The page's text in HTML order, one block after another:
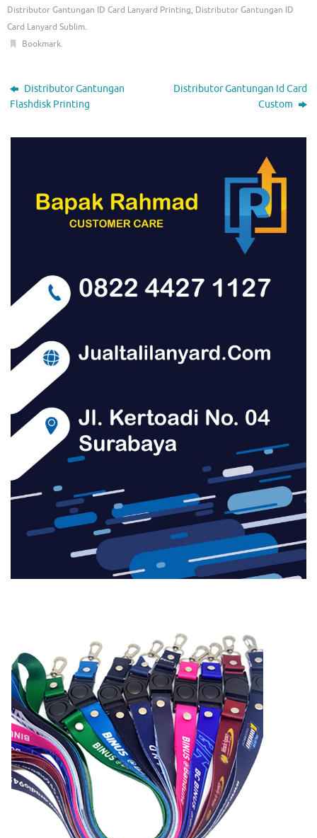
Distributor Gantungan ID Card Lanyard Printing, Distributor Gantungan ID
Card Lanyard Sublim.
Bookmark.
Distributor Gantungan
Flashdisk Printing
Distributor Gantungan Id Card
Custom